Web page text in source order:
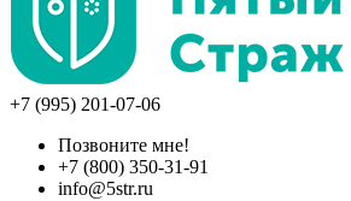
+7 (995) 201-07-06
Позвоните мне!
+7 (800) 350-31-91
info@5str.ru